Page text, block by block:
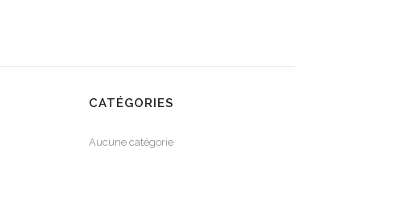
CATÉGORIES
Aucune catégorie